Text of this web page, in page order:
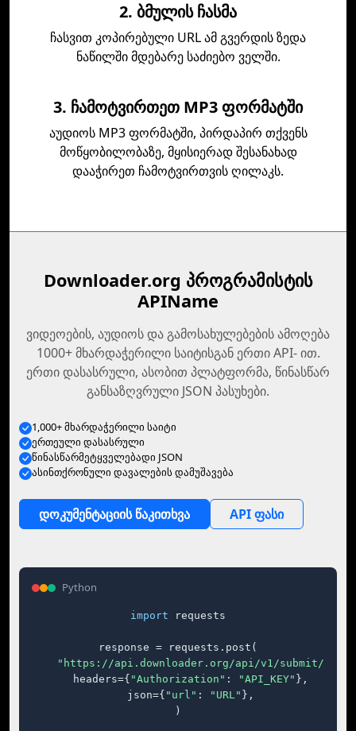
2. ბმულის ჩასმა
ჩასვით კოპირებული URL ამ გვერდის ზედა
ნაწილში მდებარე საძიებო ველში.
3. ჩამოტვირთეთ MP3 ფორმატში
აუდიოს MP3 ფორმატში, პირდაპირ თქვენს
მოწყობილობაზე, მყისიერად შესანახად
დააჭირეთ ჩამოტვირთვის ღილაკს.
Downloader.org პროგრამისტის
APIName
ვიდეოების, აუდიოს და გამოსახულებების ამოღება
1000+ მხარდაჭერილი საიტისგან ერთი API- ით.
ერთი დასასრული, ასობით პლატფორმა, წინასწარ
განსაზღვრული JSON პასუხები.
1,000+ მხარდაჭერილი საიტი
ერთეული დასასრული
წინასწარმეტყველებადი JSON
ასინთქრონული დავალების დამუშავება
დოკუმენტაციის წაკითხვა API ფასი
Python
import requests
response = requests.post(
"https://api.downloader.org/api/v1/submit/"
    headers={
"Authorization" : "API_KEY" },
    json={
"url" : "URL" },
)